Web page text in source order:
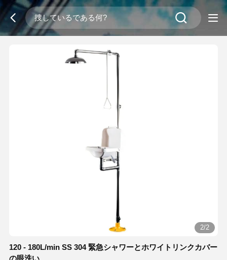
2/2
120 - 180L/min SS 304 緊急シャワーとホワイトリンクカバー
の眼洗い